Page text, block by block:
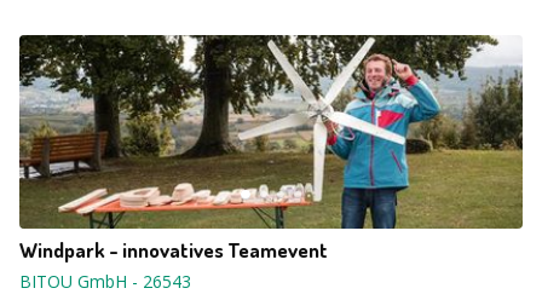
Windpark - innovatives Teamevent
BITOU GmbH - 26543